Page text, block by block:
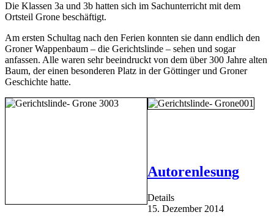
Die Klassen 3a und 3b hatten sich im Sachunterricht mit dem
Ortsteil Grone beschäftigt.
Am ersten Schultag nach den Ferien konnten sie dann endlich den
Groner Wappenbaum – die Gerichtslinde – sehen und sogar
anfassen. Alle waren sehr beeindruckt von dem über 300 Jahre alten
Baum, der einen besonderen Platz in der Göttinger und Groner
Geschichte hatte.
Autorenlesung
Details
15. Dezember 2014